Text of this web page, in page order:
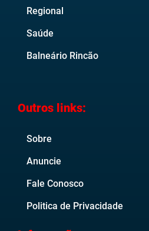
Regional
Saúde
Balneário Rincão
Outros links:
Sobre
Anuncie
Fale Conosco
Politica de Privacidade